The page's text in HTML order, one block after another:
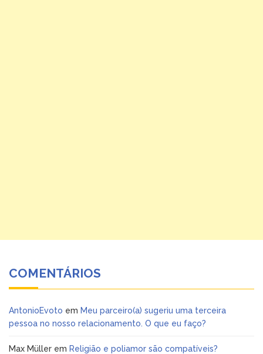
COMENTÁRIOS
AntonioEvoto em Meu parceiro(a) sugeriu uma terceira
pessoa no nosso relacionamento. O que eu faço?
Max Müller em Religião e poliamor são compatíveis?